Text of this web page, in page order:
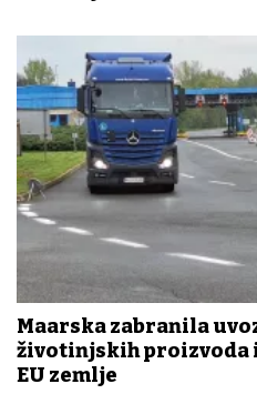
Mađarska zabranila
životinjskih proizvoda
EU zemlje